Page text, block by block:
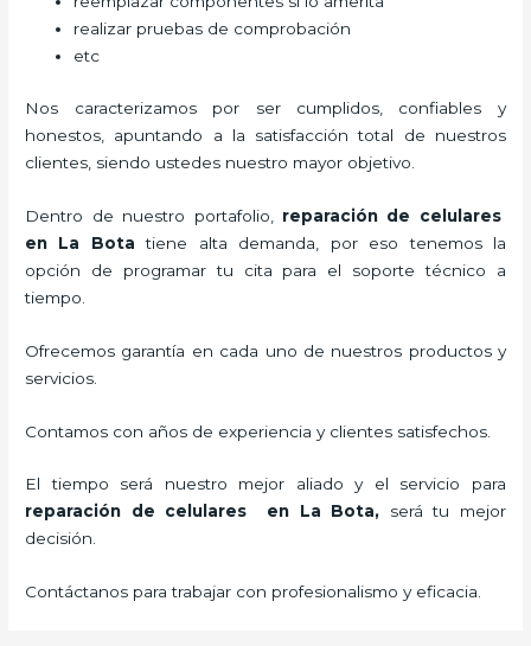
realizar pruebas de comprobación
etc
Nos caracterizamos por ser cumplidos, confiables y
honestos, apuntando a la satisfacción total de nuestros
clientes, siendo ustedes nuestro mayor objetivo.
Dentro de nuestro portafolio, reparación de celulares
en La Bota tiene alta demanda, por eso tenemos la
opción de programar tu cita para el soporte técnico a
tiempo.
Ofrecemos garantía en cada uno de nuestros productos y
servicios.
Contamos con años de experiencia y clientes satisfechos.
El tiempo será nuestro mejor aliado y el servicio para
reparación de celulares en La Bota, será tu mejor
decisión.
Contáctanos para trabajar con profesionalismo y eficacia.